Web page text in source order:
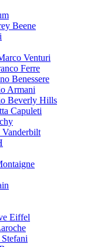
Beene
Venturi
Ferre
Benessere
Armani
Beverly Hills
Capuleti
Eiffel